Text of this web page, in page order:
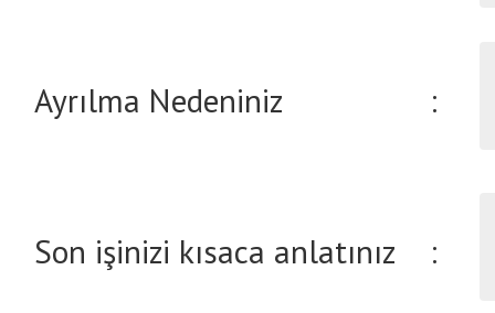
Ayrılma Nedeniniz :
Son işinizi kısaca anlatınız :